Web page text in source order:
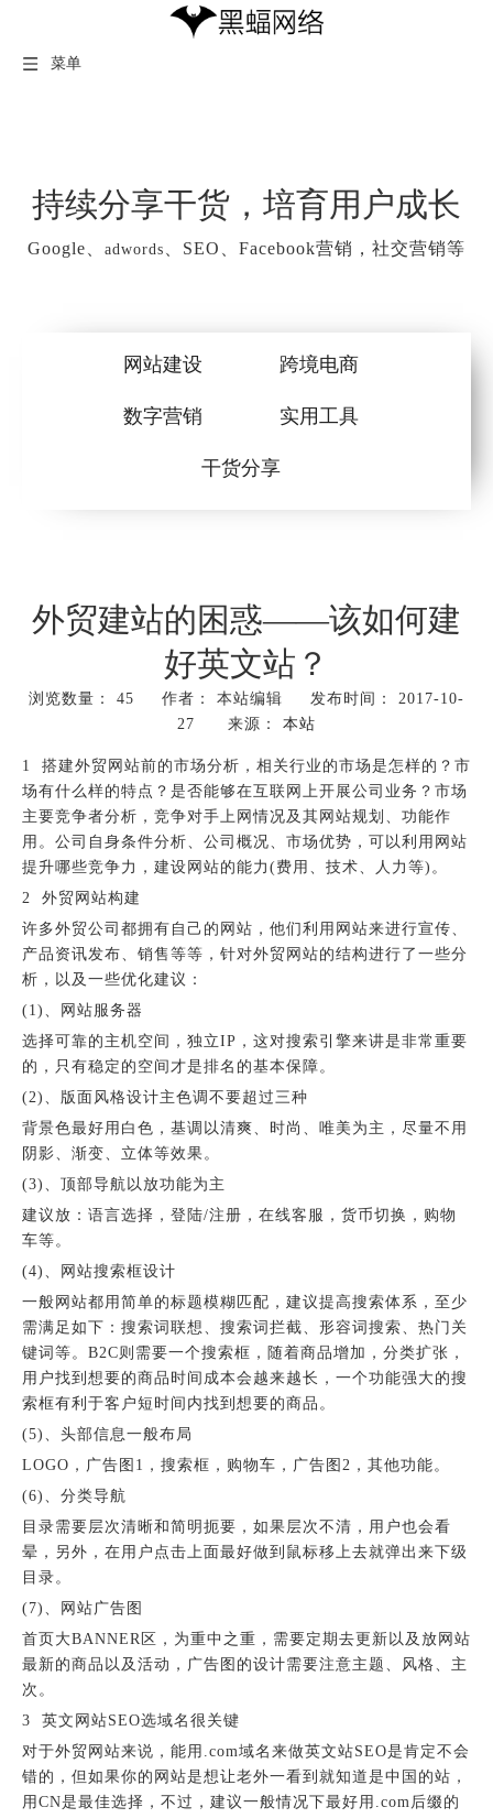
菜单
持续分享干货，培育用户成长
Google、 adwords 、SEO、Facebook营销，社交营销等
网站建设 跨境电商
数字营销 实用工具
干货分享
外贸建站的困惑——该如何建
好英文站？
浏览数量： 45 作者： 本站编辑 发布时间： 2017-10-
27 来源： 本站
["wechat","weibo","qzone","douban","email"]
1 搭建外贸网站前的市场分析，相关行业的市场是怎样的？市
场有什么样的特点？是否能够在互联网上开展公司业务？市场
主要竞争者分析，竞争对手上网情况及其网站规划、功能作
用。公司自身条件分析、公司概况、市场优势，可以利用网站
提升哪些竞争力，建设网站的能力(费用、技术、人力等)。
2 外贸网站构建
许多外贸公司都拥有自己的网站，他们利用网站来进行宣传、
产品资讯发布、销售等等，针对外贸网站的结构进行了一些分
析，以及一些优化建议：
(1)、网站服务器
选择可靠的主机空间，独立IP，这对搜索引擎来讲是非常重要
的，只有稳定的空间才是排名的基本保障。
(2)、版面风格设计主色调不要超过三种
背景色最好用白色，基调以清爽、时尚、唯美为主，尽量不用
阴影、渐变、立体等效果。
(3)、顶部导航以放功能为主
建议放：语言选择，登陆/注册，在线客服，货币切换，购物
车等。
(4)、网站搜索框设计
一般网站都用简单的标题模糊匹配，建议提高搜索体系，至少
需满足如下：搜索词联想、搜索词拦截、形容词搜索、热门关
键词等。B2C则需要一个搜索框，随着商品增加，分类扩张，
用户找到想要的商品时间成本会越来越长，一个功能强大的搜
索框有利于客户短时间内找到想要的商品。
(5)、头部信息一般布局
LOGO，广告图1，搜索框，购物车，广告图2，其他功能。
(6)、分类导航
目录需要层次清晰和简明扼要，如果层次不清，用户也会看
晕，另外，在用户点击上面最好做到鼠标移上去就弹出来下级
目录。
(7)、网站广告图
首页大BANNER区，为重中之重，需要定期去更新以及放网站
最新的商品以及活动，广告图的设计需要注意主题、风格、主
次。
3 英文网站SEO选域名很关键
对于外贸网站来说，能用.com域名来做英文站SEO是肯定不会
错的，但如果你的网站是想让老外一看到就知道是中国的站，
用CN是最佳选择，不过，建议一般情况下最好用.com后缀的